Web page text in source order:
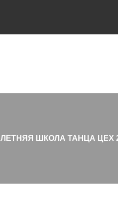
ЛЕТНЯЯ ШКОЛА ТАНЦА ЦЕХ